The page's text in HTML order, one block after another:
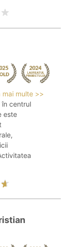
mai multe >>
în centrul
este